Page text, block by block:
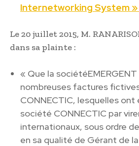
Internetworking System »
Le 20 juillet 2015, M.
dans sa plainte :
« Que la
nombreuses factures
CONNECTIC, lesquelles ont
société CONNECTIC par
internationaux, sous ordre
en sa qualité de Gérant de